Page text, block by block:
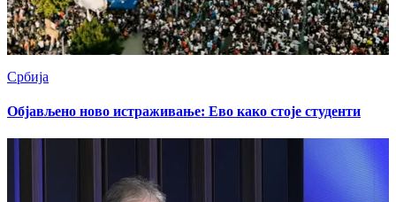
Србија
Објављено ново истраживање: Ево како стоје студенти